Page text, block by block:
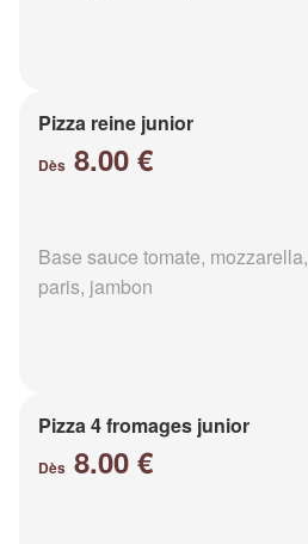
Pizza reine junior
Dès 8.00 €
Base sauce tomate,
paris, jambon
Pizza 4 fromages junior
Dès 8.00 €